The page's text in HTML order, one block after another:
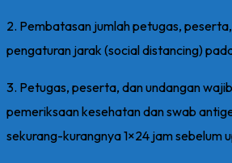
2. Pembatasan jumlah petugas,
pengaturan jarak (social distancing)
3. Petugas, peserta, dan undangan
pemeriksaan kesehatan dan swab
sekurang-kurangnya 1×24 jam sebelum